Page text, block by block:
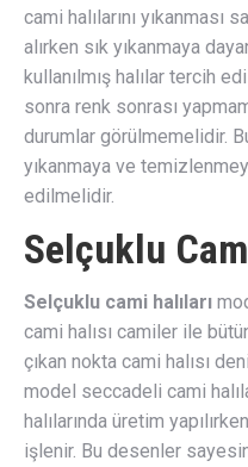
cami halılarını yıkanması
alırken sık yıkanmaya
kullanılmış halılar tercih
sonra renk sonrası
durumlar görülmemelidir.
yıkanmaya ve
edilmelidir.
Selçuklu
Selçuklu cami halıları
cami halısı camiler ile
çıkan nokta cami halısı
model seccadeli cami
halılarında üretim
işlenir. Bu desenler